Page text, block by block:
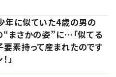
年に似ていた4歳の男の
“まさかの姿”に…「似てる
要素持って産まれたのです
」